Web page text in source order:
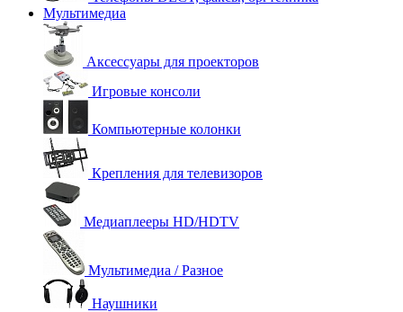
Мультимедиа
Аксессуары для проекторов
Игровые консоли
Компьютерные колонки
Крепления для телевизоров
Медиаплееры HD/HDTV
Мультимедиа / Разное
Наушники